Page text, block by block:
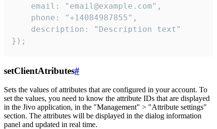
    email: "email@example.com",
    phone: "+14084987855",
    description: "Description text"
});
setClientAtributes#
Sets the values ​​of attributes that are configured in your account. To
set the values, you need to know the attribute IDs that are displayed
in the Jivo application, in the "Management" > "Attribute settings"
section. The attributes will be displayed in the dialog information
panel and updated in real time.